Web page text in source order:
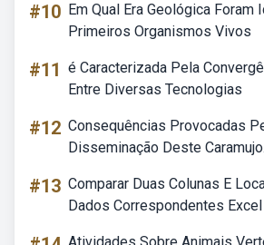
#10 Em Qual Era Geológica Foram
Primeiros Organismos Vivos
#11 é Caracterizada Pela
Entre Diversas Tecnologias
#12 Consequências Provocadas
Disseminação Deste Caramujo.
#13 Comparar Duas Colunas E
Dados Correspondentes Excel